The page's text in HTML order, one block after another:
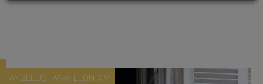
ANGELUS, PAPA LEÓN XIV